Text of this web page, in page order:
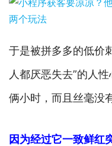
于是被拼多多的低价
人都厌恶失去”的人
俩小时，而且丝毫没
因为经过它一致鲜红